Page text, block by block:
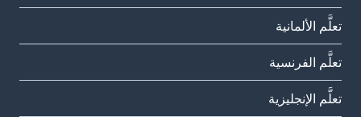
تعلَّم الألمانية
تعلَّم الفرنسية
تعلَّم الإنجليزية